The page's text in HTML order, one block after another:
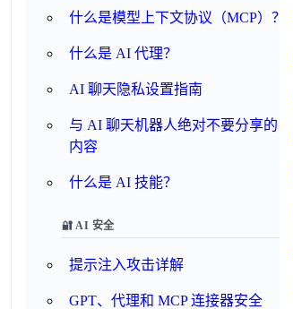
什么是模型上下文协议（MCP）？
什么是 AI 代理？
AI 聊天隐私设置指南
与 AI 聊天机器人绝对不要分享的
内容
什么是 AI 技能？
🔐 AI 安全
提示注入攻击详解
GPT、代理和 MCP 连接器安全